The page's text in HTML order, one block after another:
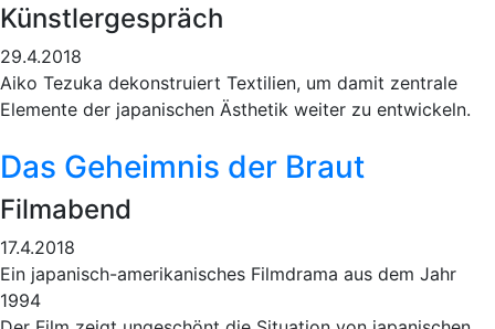
Künstlergespräch
29.4.2018
Aiko Tezuka dekonstruiert Textilien, um damit zentrale
Elemente der japanischen Ästhetik weiter zu entwickeln.
Das Geheimnis der Braut
Filmabend
17.4.2018
Ein japanisch-amerikanisches Filmdrama aus dem Jahr
1994